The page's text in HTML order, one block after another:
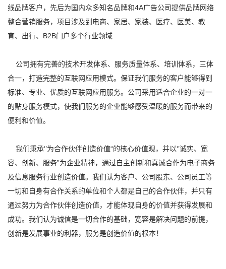
线品牌客户，先后为国内众多知名品牌和4A广告公司提供品牌网络
整合营销服务，项目涉及到电商、家居、家装、医疗、医美、教
育、出行、B2B门户多个行业领域
公司拥有完善的技术开发体系、服务质量体系、培训体系，三体
合一，打造完整的互联网应用模式。保证我们服务的客户能够得到
标准、专业、优质的互联网应用服务。公司采用适合企业的一对一
的贴身服务模式，使我们服务的企业能够感受温暖的服务而带来的
便利和价值。
我们秉承‘’为合作伙伴创造价值“的核心价值观，并以‘’诚实、宽
容、创新、服务”为企业精神，通过自主创新和真诚合作为电子商务
及信息服务行业创造价值。我们认为客户、公司股东、公司员工等
一切和自身有合作关系的单位和个人都是自己的合作伙伴，并只有
通过努力为合作伙伴创造价值，才能体现自身的价值并获得发展和
成功。我们认为诚信是一切合作的基础，宽容是解决问题的前提，
创新是发展事业的利器，服务是创造价值的根本！